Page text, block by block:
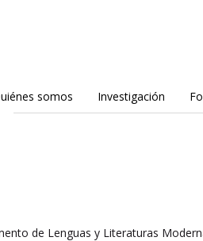
somos Investigación
de Lenguas y Literaturas